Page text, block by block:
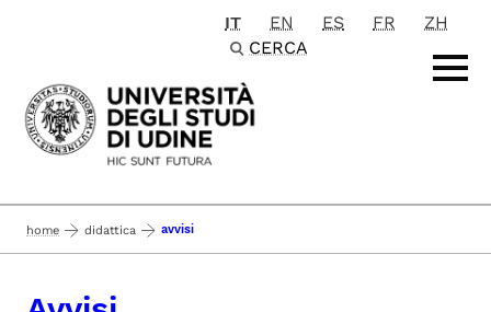
Passa al contenuto principale
IT EN ES FR
ZH
CERCA
home didattica avvisi